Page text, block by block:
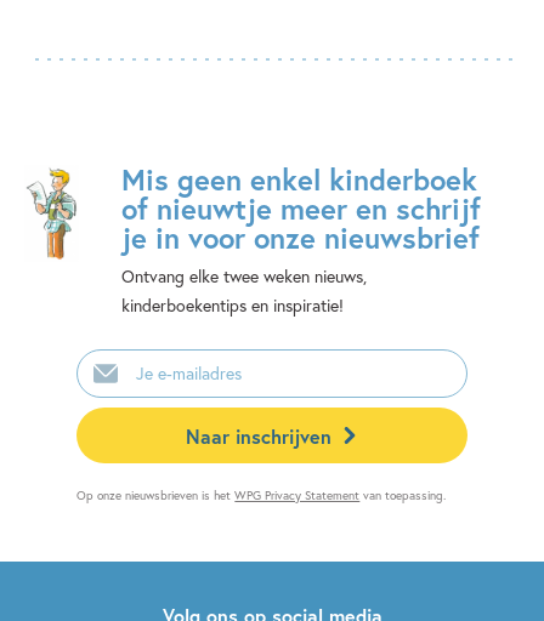
Mis geen enkel kinderboek
of nieuwtje meer en schrijf
je in voor onze nieuwsbrief
Ontvang elke twee weken nieuws,
kinderboekentips en inspiratie!
E-
mailadres
Naar inschrijven
Op onze nieuwsbrieven is hetWPG Privacy Statement van toepassing.
Volg ons op social media